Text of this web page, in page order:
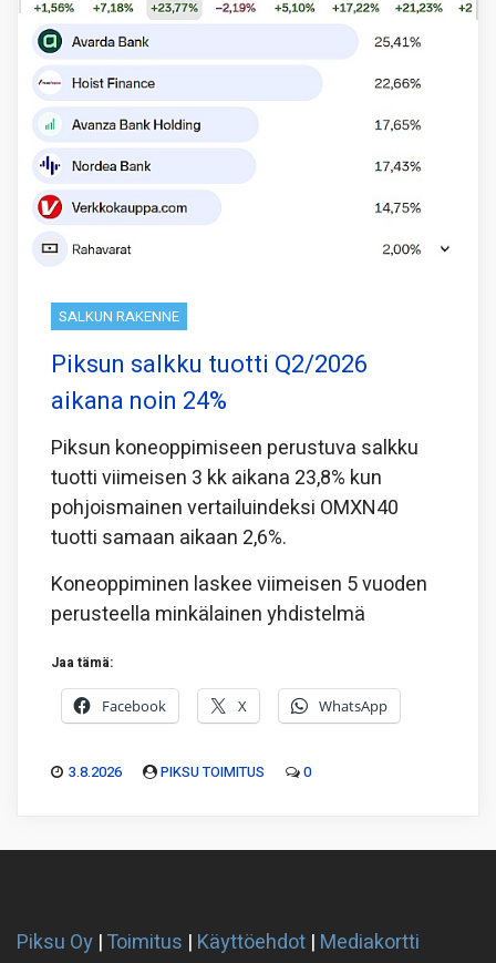
SALKUN RAKENNE
Piksun salkku tuotti Q2/2026
aikana noin 24%
Piksun koneoppimiseen perustuva salkku
tuotti viimeisen 3 kk aikana 23,8% kun
pohjoismainen vertailuindeksi OMXN40
tuotti samaan aikaan 2,6%.
Koneoppiminen laskee viimeisen 5 vuoden
perusteella minkälainen yhdistelmä
Jaa tämä:
Facebook X WhatsApp
3.8.2026 PIKSU TOIMITUS 0
Piksu Oy |Toimitus | Käyttöehdot | Mediakortti